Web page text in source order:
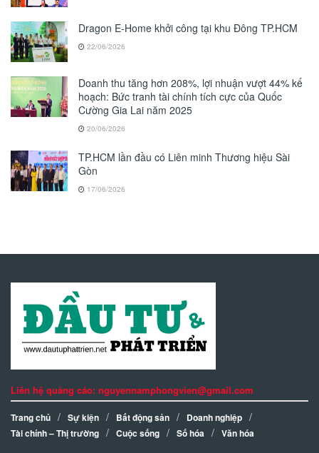
Dragon E-Home khởi công tại khu Đông TP.HCM
22/06/2026
Doanh thu tăng hơn 208%, lợi nhuận vượt 44% kế
hoạch: Bức tranh tài chính tích cực của Quốc
Cường Gia Lai năm 2025
20/06/2026
TP.HCM lần đầu có Liên minh Thương hiệu Sài
Gòn
17/06/2026
Liên hệ quảng cáo: nguyennamphongvien@gmail.com
Trang chủ Sự kiện Bất động sản
Doanh nghiệp
Tài chính – Thị trường
Cuộc sống Số hóa Văn hóa